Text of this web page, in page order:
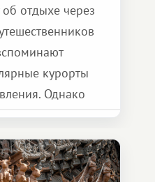
об отдыхе через
курорты
Однако
системы
них есть
который
совершенно иной